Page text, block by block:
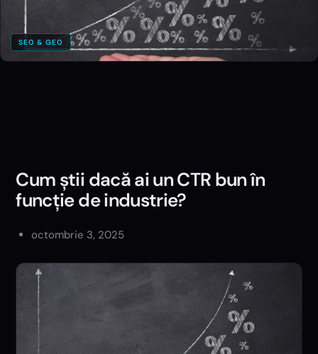
SEO & GEO
Cum știi dacă ai un CTR bun în
funcție de industrie?
octombrie 3, 2025